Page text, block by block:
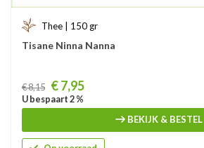
Thee | 150 gr
Tisane Ninna Nanna
Prijs
€ 8,15 € 7,95
U bespaart 2 %
BEKIJK & BESTEL